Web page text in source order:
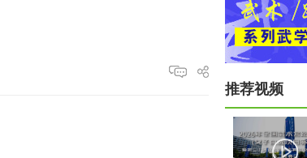
推荐视频